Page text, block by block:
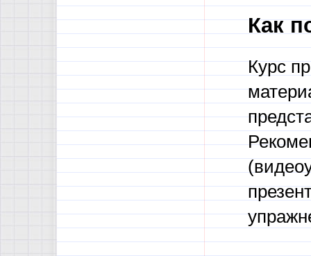
Как
Курс